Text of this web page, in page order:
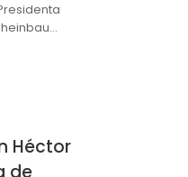
Héctor
de